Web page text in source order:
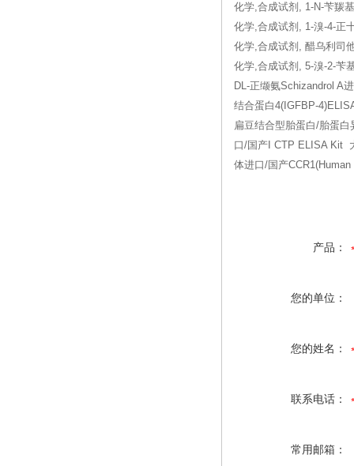
化学,合成试剂, 1-N-苄羰
化学,合成试剂, 1-溴-4-正
化学,合成试剂, 醋乌利司
化学,合成试剂, 5-溴-2-苄
DL-正缬氨Schizandrol A
结合蛋白4(IGFBP-
扁豆结合型胎蛋白/胎蛋
口/国产I CTP ELISA Kit
体进口/国产
产品：
您的单位：
您的姓名：
联系电话：
常用邮箱：